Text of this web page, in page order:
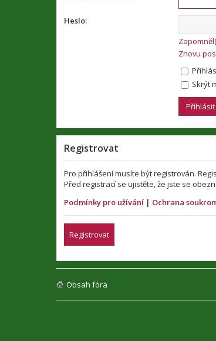
Heslo:
Znovu
Skrýt
Registrovat
Pro přihlášení musíte být registrován.
Před registrací se ujistěte, že jste se
Podmínky pro užívání | Ochrana
Registrovat
Obsah fóra